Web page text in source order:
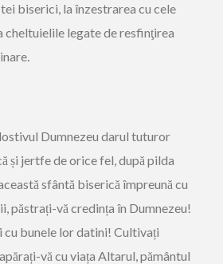
biserici, la înzestrarea cu cele
cheltuielile legate de resfinţirea
Dumnezeu darul tuturor
și jertfe de orice fel, după pilda
sfântă biserică împreună cu
păstrați-vă credința în Dumnezeu!
cu bunele lor datini! Cultivați
vă cu viața Altarul, pământul